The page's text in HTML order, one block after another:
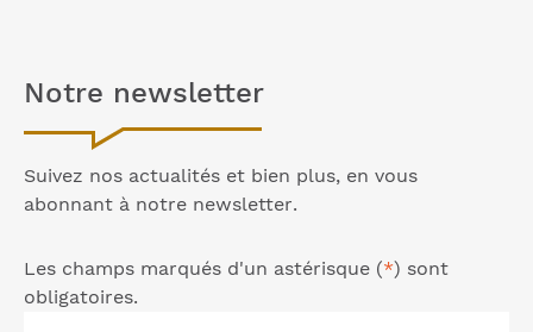
Notre newsletter
Suivez nos actualités et bien plus, en vous
abonnant à notre newsletter.
Les champs marqués d'un astérisque (*) sont
obligatoires.